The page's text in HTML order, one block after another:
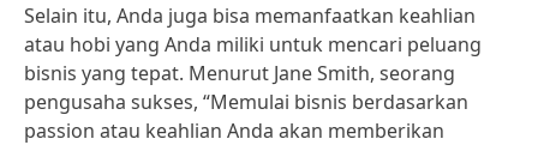
Selain itu, Anda juga bisa memanfaatkan keahlian
atau hobi yang Anda miliki untuk mencari peluang
bisnis yang tepat. Menurut Jane Smith, seorang
pengusaha sukses, “Memulai bisnis berdasarkan
passion atau keahlian Anda akan memberikan